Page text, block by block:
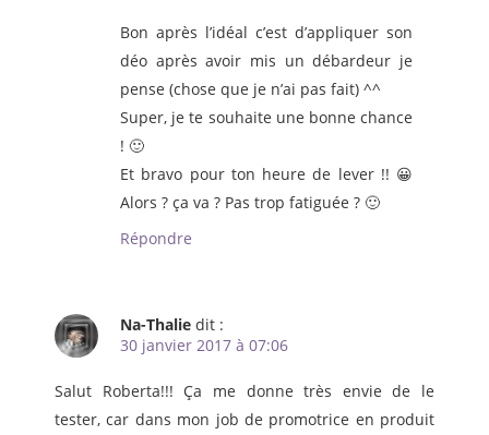
Bon après l’idéal c’est d’appliquer son
déo après avoir mis un débardeur je
pense (chose que je n’ai pas fait) ^^
Super, je te souhaite une bonne chance
! 🙂
Et bravo pour ton heure de lever !! 😀
Alors ? ça va ? Pas trop fatiguée ? 🙂
Répondre
Na-Thalie dit :
30 janvier 2017 à 07:06
Salut Roberta!!! Ça me donne très envie de le
tester, car dans mon job de promotrice en produit